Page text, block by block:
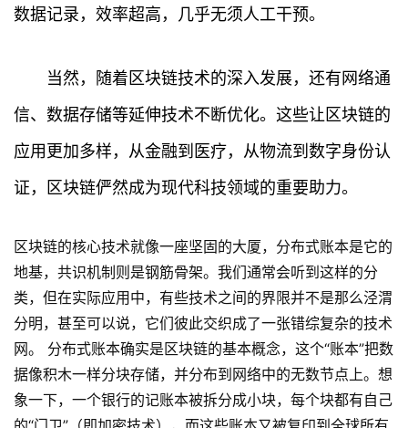
页
行
情
快
讯
题
数据记录，效率超高，几乎无须人工干预。
当然，随着区块链技术的深入发展，还有网络通
信、数据存储等延伸技术不断优化。这些让区块链的
应用更加多样，从金融到医疗，从物流到数字身份认
证，区块链俨然成为现代科技领域的重要助力。
区块链的核心技术就像一座坚固的大厦，分布式账本是它的
地基，共识机制则是钢筋骨架。我们通常会听到这样的分
类，但在实际应用中，有些技术之间的界限并不是那么泾渭
分明，甚至可以说，它们彼此交织成了一张错综复杂的技术
网。 分布式账本确实是区块链的基本概念，这个“账本”把数
据像积木一样分块存储，并分布到网络中的无数节点上。想
象一下，一个银行的记账本被拆分成小块，每个块都有自己